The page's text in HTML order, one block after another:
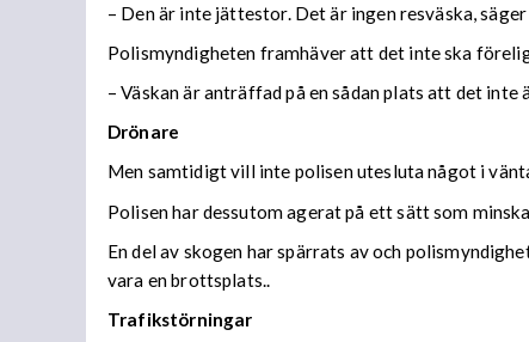
– Den är inte jättestor. Det är ingen resväska,
Polismyndigheten framhäver att det inte ska
– Väskan är anträffad på en sådan plats att det
Drönare
Men samtidigt vill inte polisen utesluta något i
Polisen har dessutom agerat på ett sätt som
En del av skogen har spärrats av och
vara en brottsplats..
Trafikstörningar